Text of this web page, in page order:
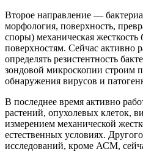
Второе направление —
морфология, поверхность,
споры) механическая
поверхностям. Сейчас активно
определять резистентность
зондовой микроскопии строим
обнаружения вирусов и
В последнее время активно
растений, опухолевых клеток,
измерением механической
естественных условиях.
исследований, кроме АСМ,